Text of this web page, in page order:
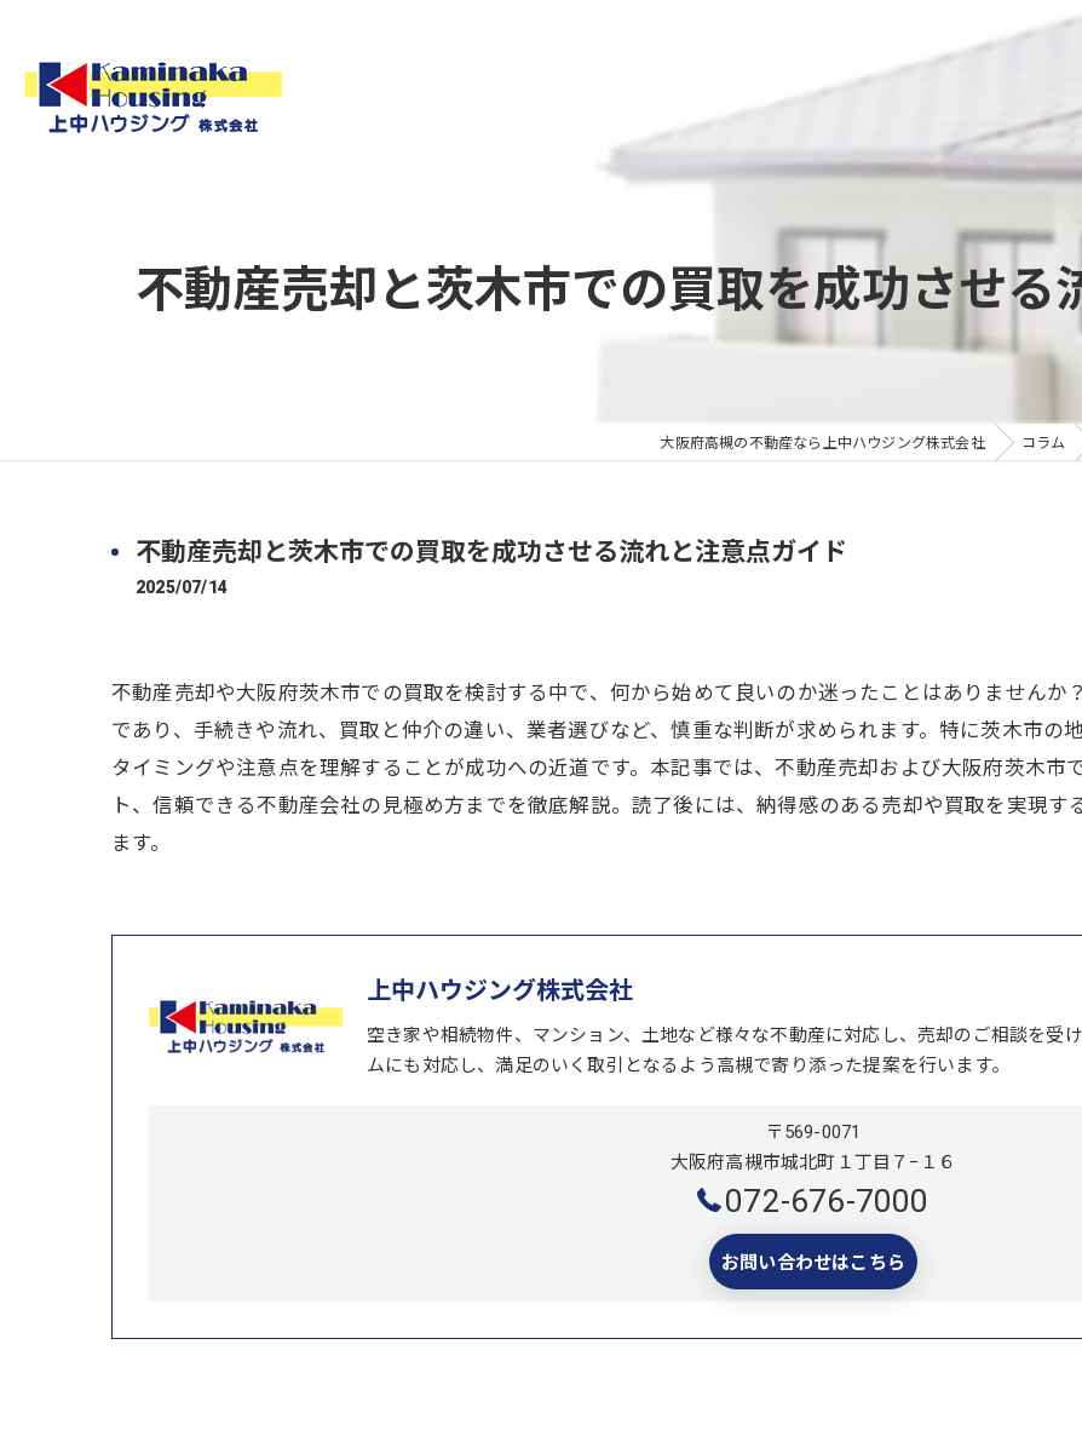
不動産売却と茨木市での買取を成功させる
大阪府高槻の不動産なら上中ハウジング株式会社 コラム
不動産売却と茨木市での買取を成功させる流れと注意点ガイド
2025/07/14
不動産売却や大阪府茨木市での買取を検討する中で、何から始めて良いのか迷ったことはありませんか
であり、手続きや流れ、買取と仲介の違い、業者選びなど、慎重な判断が求められます。特に茨木市の
タイミングや注意点を理解することが成功への近道です。本記事では、不動産売却および大阪府茨木市
ト、信頼できる不動産会社の見極め方までを徹底解説。読了後には、納得感のある売却や買取を実現
ます。
上中ハウジング株式会社
空き家や相続物件、マンション、土地など様々な不動産に対応し、売却のご相談を受
ムにも対応し、満足のいく取引となるよう高槻で寄り添った提案を行います。
〒569-0071
大阪府高槻市城北町１丁目７−１６
072-676-7000
お問い合わせはこちら